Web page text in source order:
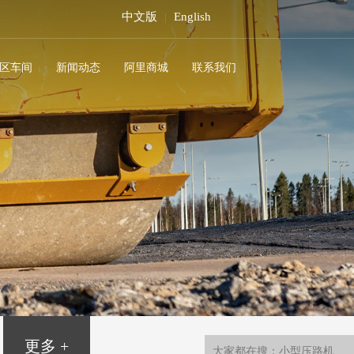
中文版 | English
车间 新闻动态 阿里商城 联系我们
更多 +